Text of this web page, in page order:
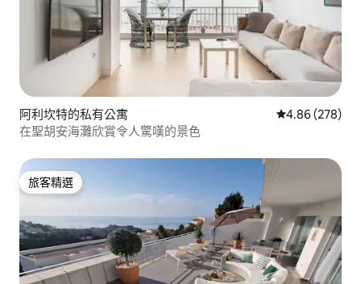
阿利坎特的私有公寓 從 278 則評價
4.86 (278)
在聖胡安海灘欣賞令人驚嘆的景色
旅客精選
旅客精選